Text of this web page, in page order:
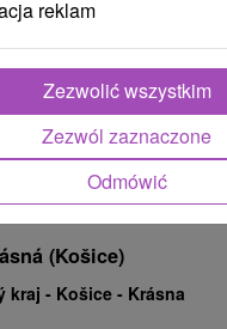
(Košice)
kraj - Košice - Krásna
reklam
Odmówić
Zezwól zaznaczone
Zezwolić wszystkim